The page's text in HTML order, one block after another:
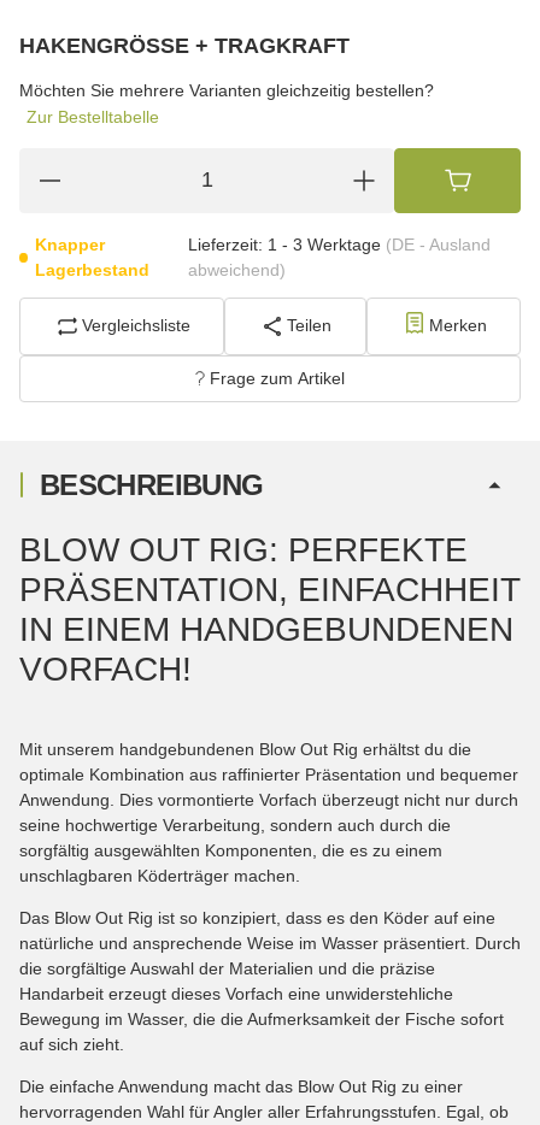
HAKENGRÖSSE + TRAGKRAFT
Möchten Sie mehrere Varianten gleichzeitig bestellen?
Zur Bestelltabelle
Knapper
Lagerbestand
Lieferzeit: 1 - 3 Werktage (DE - Ausland
abweichend)
Vergleichsliste Teilen Merken
Frage zum Artikel
BESCHREIBUNG
BLOW OUT RIG: PERFEKTE
PRÄSENTATION, EINFACHHEIT
IN EINEM HANDGEBUNDENEN
VORFACH!
Mit unserem handgebundenen Blow Out Rig erhältst du die
optimale Kombination aus raffinierter Präsentation und bequemer
Anwendung. Dies vormontierte Vorfach überzeugt nicht nur durch
seine hochwertige Verarbeitung, sondern auch durch die
sorgfältig ausgewählten Komponenten, die es zu einem
unschlagbaren Köderträger machen.
Das Blow Out Rig ist so konzipiert, dass es den Köder auf eine
natürliche und ansprechende Weise im Wasser präsentiert. Durch
die sorgfältige Auswahl der Materialien und die präzise
Handarbeit erzeugt dieses Vorfach eine unwiderstehliche
Bewegung im Wasser, die die Aufmerksamkeit der Fische sofort
auf sich zieht.
Die einfache Anwendung macht das Blow Out Rig zu einer
hervorragenden Wahl für Angler aller Erfahrungsstufen. Egal, ob